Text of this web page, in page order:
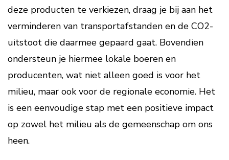
deze producten te verkiezen, draag je bij aan het
verminderen van transportafstanden en de CO2-
uitstoot die daarmee gepaard gaat. Bovendien
ondersteun je hiermee lokale boeren en
producenten, wat niet alleen goed is voor het
milieu, maar ook voor de regionale economie. Het
is een eenvoudige stap met een positieve impact
op zowel het milieu als de gemeenschap om ons
heen.